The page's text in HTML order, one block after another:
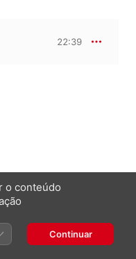
22:39
Crimson Bird
Works (Live)
o conteúdo
Continuar